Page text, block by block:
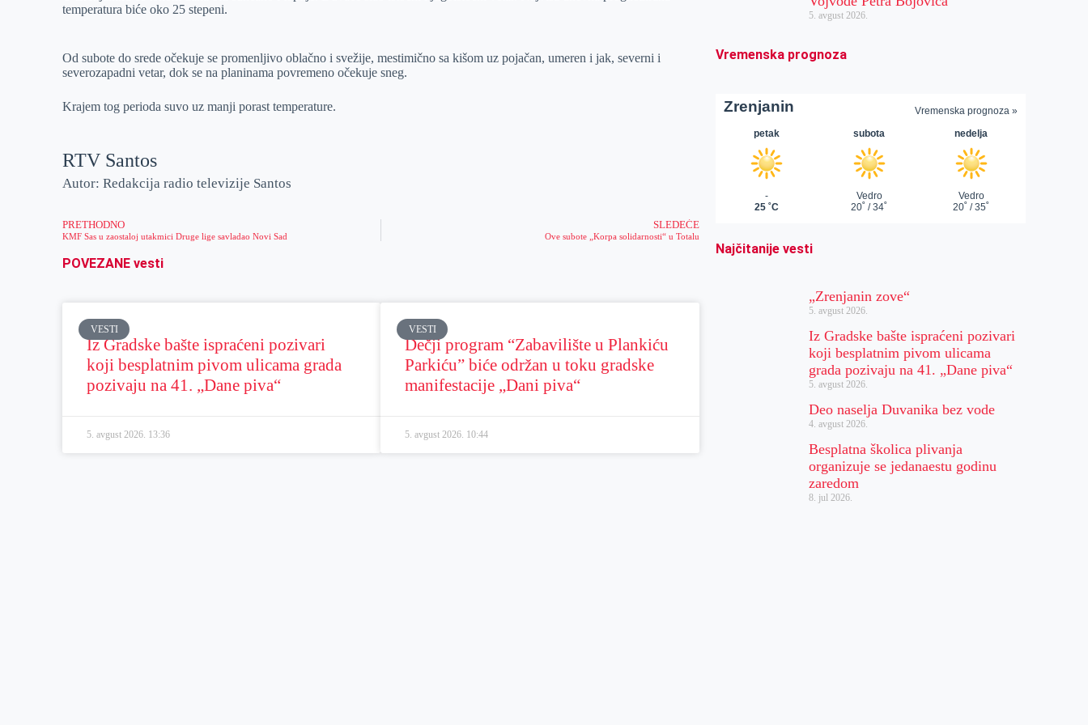
p
temperatura biće oko 25 stepeni.
Od subote do srede očekuje se promenljivo oblačno i svežije, mestimično sa kišom uz pojačan, umeren i jak, severni i
severozapadni vetar, dok se na planinama povremeno očekuje sneg.
Krajem tog perioda suvo uz manji porast temperature.
RTV Santos
Autor: Redakcija radio televizije Santos
PRETHODNO
KMF Sas u zaostaloj utakmici Druge lige savladao Novi Sad
SLEDEĆE
Ove subote „Korpa solidarnosti“ u Totalu
POVEZANE vesti
VESTI
Iz Gradske bašte ispraćeni pozivari
koji besplatnim pivom ulicama grada
pozivaju na 41. „Dane piva“
5. avgust 2026. 13:36
VESTI
Dečji program “Zabavilište u Plankiću
Parkiću” biće održan u toku gradske
manifestacije „Dani piva“
5. avgust 2026. 10:44
5. avgust 2026.
Vremenska prognoza
Najčitanije vesti
„Zrenjanin zove“
5. avgust 2026.
Iz Gradske bašte ispraćeni pozivari
koji besplatnim pivom ulicama
grada pozivaju na 41. „Dane piva“
5. avgust 2026.
Deo naselja Duvanika bez vode
4. avgust 2026.
Besplatna školica plivanja
organizuje se jedanaestu godinu
zaredom
8. jul 2026.